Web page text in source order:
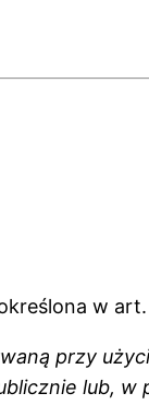
w
przy
lub,